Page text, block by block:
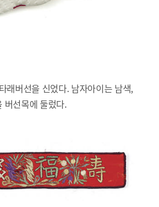
래버선을 신었다. 남자아이는 남색,
버선목에 둘렀다.